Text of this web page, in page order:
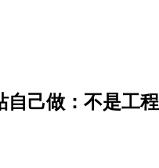
自己做：不是工